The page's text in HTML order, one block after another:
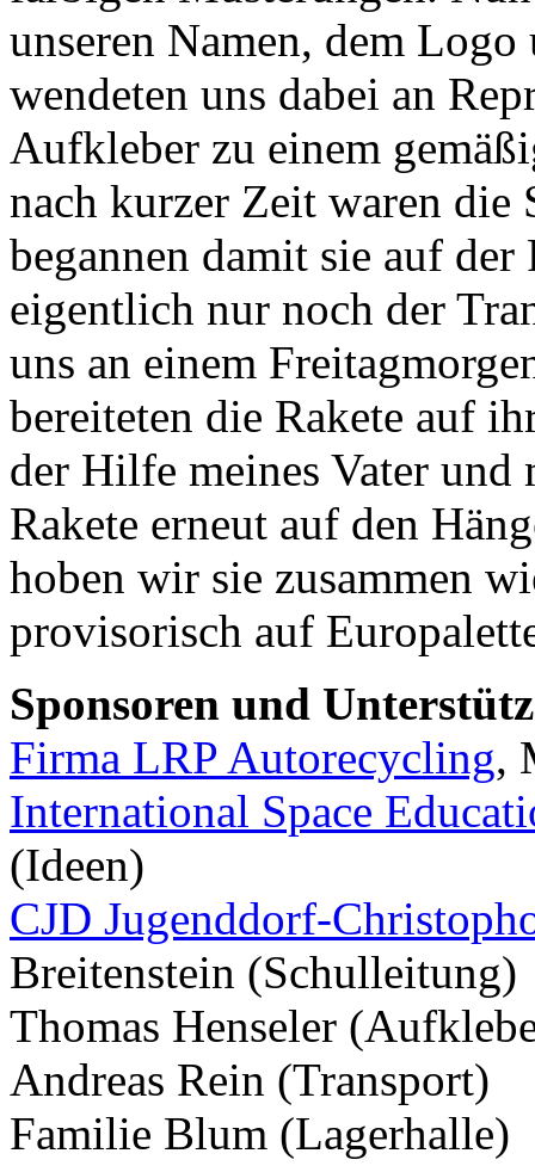
unseren Namen, dem
wendeten uns dabei an
Aufkleber zu einem
nach kurzer Zeit waren
begannen damit sie auf
eigentlich nur noch der
uns an einem
bereiteten die Rakete auf
der Hilfe meines Vater
Rakete erneut auf den
hoben wir sie zusammen
provisorisch auf
Sponsoren und
Firma LRP Autorecycling,
International Space
(Ideen)
CJD Jugenddorf-
Breitenstein (Schulleitung)
Thomas Henseler
Andreas Rein (Transport)
Familie Blum (Lagerhalle)